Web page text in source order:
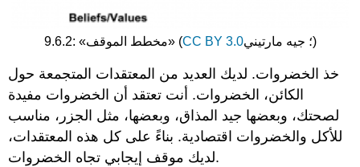
9.6.2: «مخطط الموقف» (CC BY 3.0 ؛ جيه مارتيني)
خذ الخضروات. لديك العديد من المعتقدات المتجمعة حول
الكائن، الخضروات. أنت تعتقد أن الخضروات مفيدة
لصحتك، وبعضها جيد المذاق، وبعضها، مثل الجزر، مناسب
للأكل والخضروات اقتصادية. بناءً على كل هذه المعتقدات،
لديك موقف إيجابي تجاه الخضروات.